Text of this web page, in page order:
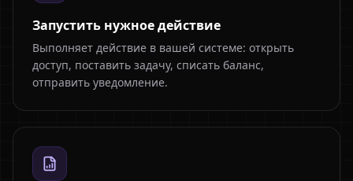
Запустить нужное действие
Выполняет действие в вашей системе: открыть
доступ, поставить задачу, списать баланс,
отправить уведомление.